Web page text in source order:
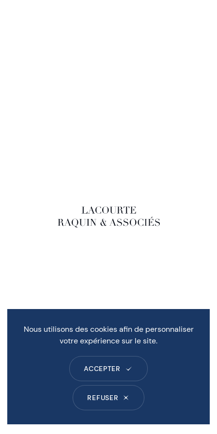
LACOURTE RAQUIN & ASSOCIÉS
Nous utilisons des cookies afin de personnaliser
votre expérience sur le site.
ACCEPTER
REFUSER